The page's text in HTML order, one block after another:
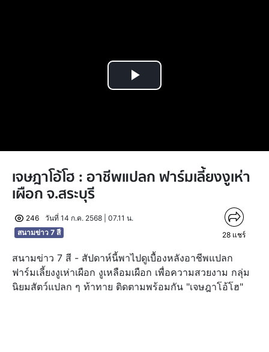
Play
เจษฎาโอ้โฮ : อาชีพแปลก ฟาร์มเลี้ยงงูเห่า
เผือก จ.สระบุรี
246
วันที่ 14 ก.ค. 2568 | 07.11 น.
สนามข่าว 7 สี
28 แชร์
สนามข่าว 7 สี - สัปดาห์นี้พาไปดูเบื้องหลังอาชีพแปลก
ฟาร์มเลี้ยงงูเห่าเผือก งูเหลือมเผือก เพื่อความสวยงาม กลุ่ม
นิยมสัตว์แปลก ๆ ท้าทาย ติดตามพร้อมกัน "เจษฎาโอ้โฮ"